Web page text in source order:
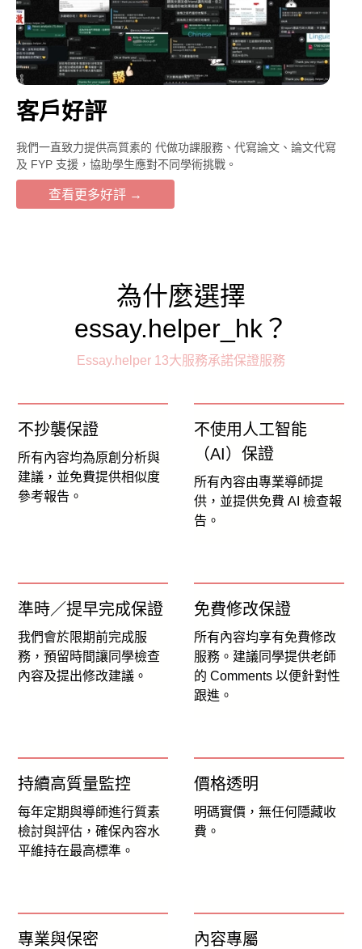
客戶好評
我們一直致力提供高質素的 代做功課服務、代寫論文、論文代寫
及 FYP 支援，協助學生應對不同學術挑戰。
查看更多好評 →
為什麼選擇
essay.helper_hk？
Essay.helper 13大服務承諾保證服務
不抄襲保證
所有內容均為原創分析與
建議，並免費提供相似度
參考報告。
不使用人工智能
（AI）保證
所有內容由專業導師提
供，並提供免費 AI 檢查報
告。
準時／提早完成保證
我們會於限期前完成服
務，預留時間讓同學檢查
內容及提出修改建議。
免費修改保證
所有內容均享有免費修改
服務。建議同學提供老師
的 Comments 以便針對性
跟進。
持續高質量監控
每年定期與導師進行質素
檢討與評估，確保內容水
平維持在最高標準。
價格透明
明碼實價，無任何隱藏收
費。
專業與保密 內容專屬